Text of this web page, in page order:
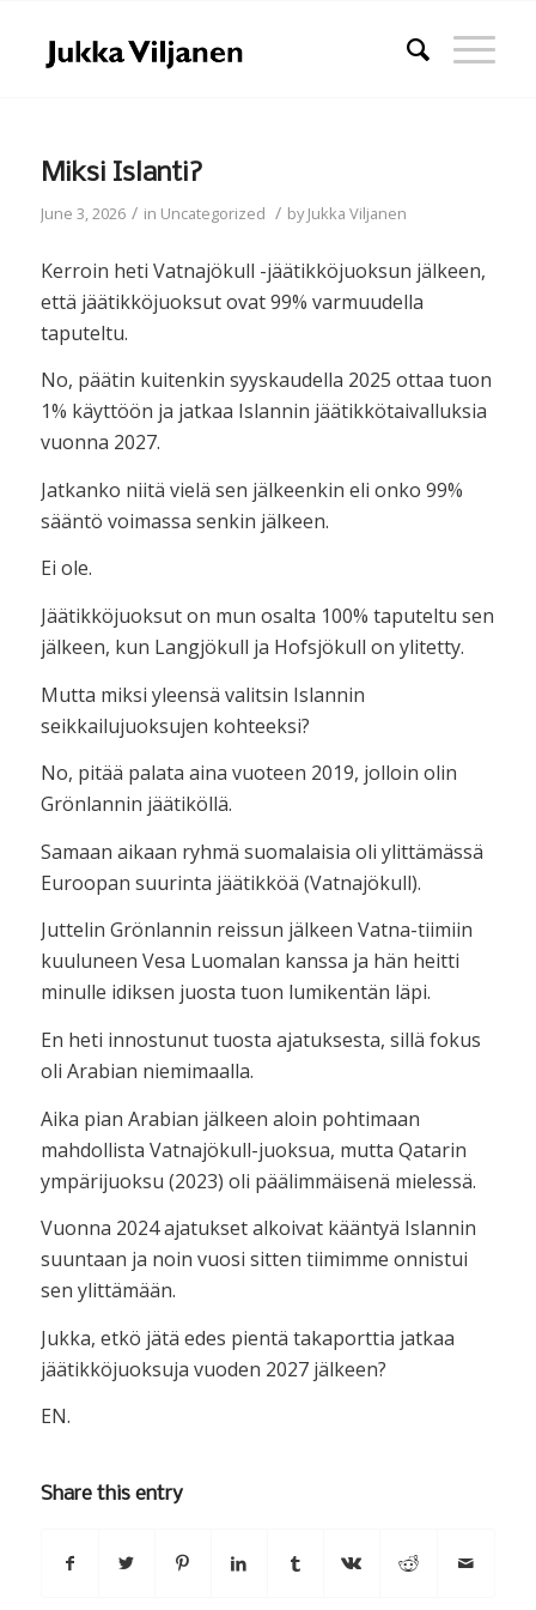
Miksi Islanti?
June 3, 2026 / in Uncategorized / byJukka Viljanen
Kerroin heti Vatnajökull -jäätikköjuoksun jälkeen,
että jäätikköjuoksut ovat 99% varmuudella
taputeltu.
No, päätin kuitenkin syyskaudella 2025 ottaa tuon
1% käyttöön ja jatkaa Islannin jäätikkötaivalluksia
vuonna 2027.
Jatkanko niitä vielä sen jälkeenkin eli onko 99%
sääntö voimassa senkin jälkeen.
Ei ole.
Jäätikköjuoksut on mun osalta 100% taputeltu sen
jälkeen, kun Langjökull ja Hofsjökull on ylitetty.
Mutta miksi yleensä valitsin Islannin
seikkailujuoksujen kohteeksi?
No, pitää palata aina vuoteen 2019, jolloin olin
Grönlannin jäätiköllä.
Samaan aikaan ryhmä suomalaisia oli ylittämässä
Euroopan suurinta jäätikköä (Vatnajökull).
Juttelin Grönlannin reissun jälkeen Vatna-tiimiin
kuuluneen Vesa Luomalan kanssa ja hän heitti
minulle idiksen juosta tuon lumikentän läpi.
En heti innostunut tuosta ajatuksesta, sillä fokus
oli Arabian niemimaalla.
Aika pian Arabian jälkeen aloin pohtimaan
mahdollista Vatnajökull-juoksua, mutta Qatarin
ympärijuoksu (2023) oli päälimmäisenä mielessä.
Vuonna 2024 ajatukset alkoivat kääntyä Islannin
suuntaan ja noin vuosi sitten tiimimme onnistui
sen ylittämään.
Jukka, etkö jätä edes pientä takaporttia jatkaa
jäätikköjuoksuja vuoden 2027 jälkeen?
EN.
Share this entry